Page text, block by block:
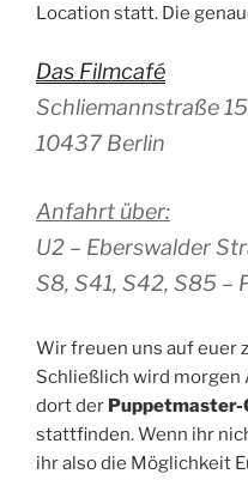
Location statt. Die
Das Filmcafé
Schliemannstraße 15
10437 Berlin
Anfahrt über:
U2 – Eberswalder
S8, S41, S42, S85 –
Wir freuen uns auf euer
Schließlich wird morgen
dort der Puppetmaster-
stattfinden. Wenn ihr
ihr also die Möglichkeit